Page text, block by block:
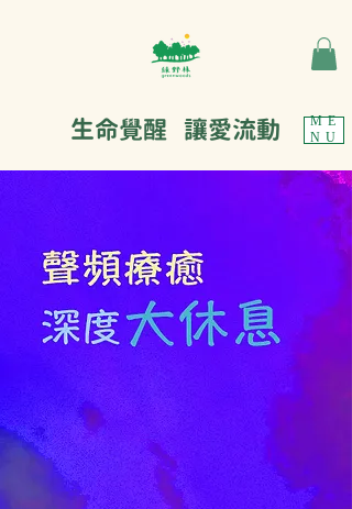
ME
NU
生命覺醒 讓愛流動